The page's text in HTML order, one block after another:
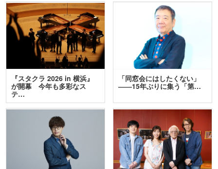
『スタクラ 2026 in 横浜』
が開幕 今年も多彩なス
テ…
「同窓会にはしたくない」
――15年ぶりに集う「第…